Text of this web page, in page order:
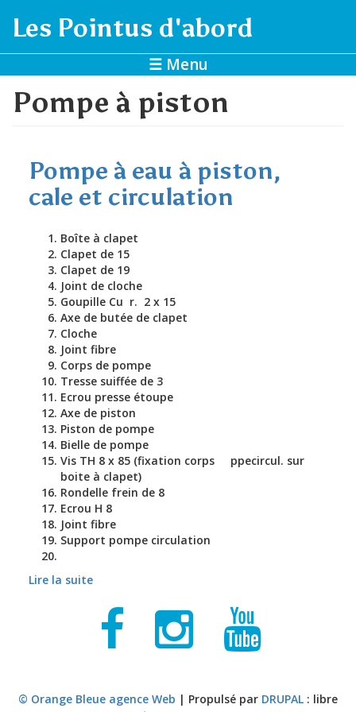
Les Pointus d'abord
☰ Menu
Pompe à piston
Pompe à eau à piston,
cale et circulation
Boîte à clapet
Clapet de 15
Clapet de 19
Joint de cloche
Goupille Cu r. 2 x 15
Axe de butée de clapet
Cloche
Joint fibre
Corps de pompe
Tresse suiffée de 3
Ecrou presse étoupe
Axe de piston
Piston de pompe
Bielle de pompe
Vis TH 8 x 85 (fixation corps ppecircul. sur
boite à clapet)
Rondelle frein de 8
Ecrou H 8
Joint fibre
Support pompe circulation
Lire la suitede Pompe à eau à piston, cale et circulation
© Orange Bleue agence Web | Propulsé par DRUPAL : libre